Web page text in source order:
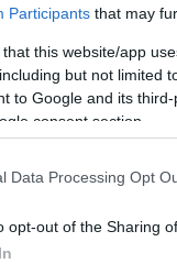
Participants that may
that this website/app
but not limited
to Google and its
consent section.
Data Processing Opt
opt-out of the Sharing
της
κατοχής της
σημερινό αγώνα
η αποστολή